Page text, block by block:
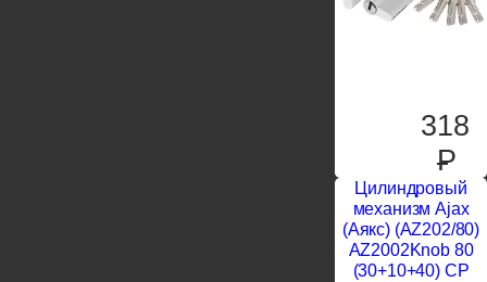
318
P
Цилиндровый
механизм Ajax
(Аякс) (AZ202/80)
AZ2002Knob 80
(30+10+40) CP